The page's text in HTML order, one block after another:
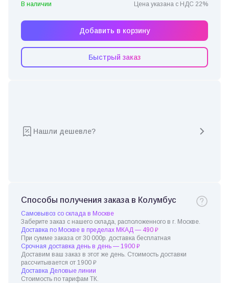
В наличии Цена указана с НДС 22%
Добавить в корзину
Быстрый заказ
Нашли дешевле?
Способы получения заказа в Колумбус
Самовывоз со склада в Москве
Заберите заказ с нашего склада, расположенного в г. Москве.
Доставка по Москве в пределах МКАД — 490 ₽
При сумме заказа от 30 000р. доставка бесплатная
Срочная доставка день в день — 1900 ₽
Доставим ваш заказ в этот же день. Стоимость доставки
рассчитывается от 1900 ₽
Доставка Деловые линии
Стоимость по тарифам ТК.